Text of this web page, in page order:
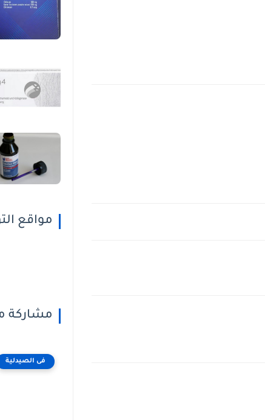
مواقع
مشاركة
فى الصيدلية